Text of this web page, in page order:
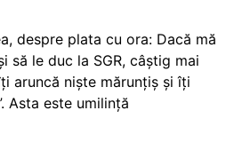
despre plata cu ora: Dacă mă
să le duc la SGR, câștig mai
aruncă niște mărunțiș și îți
Asta este umilință